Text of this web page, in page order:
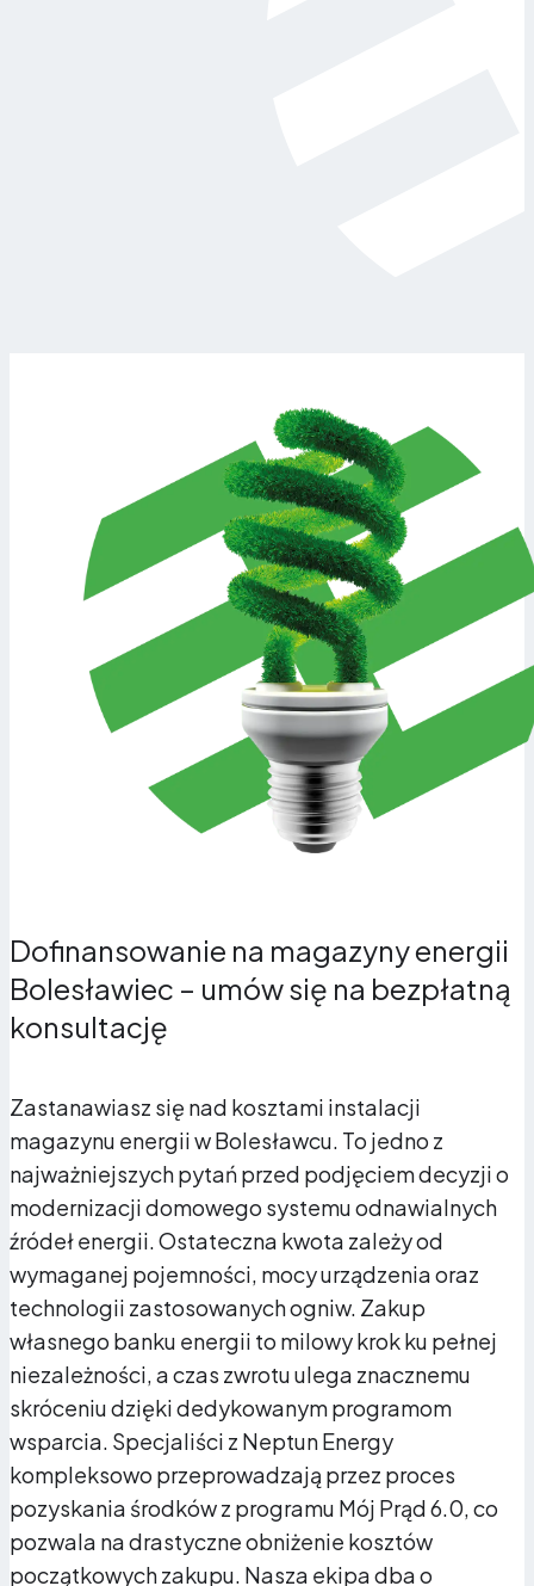
Maksymalne wykorzystanie własnej energii
Dzięki magazynowi energii możesz zużywać prąd
wyprodukowany przez fotowoltaikę wtedy, kiedy
naprawdę go potrzebujesz – nawet wieczorami i w
nocy. Ograniczasz oddawanie energii do sieci i
zwiększasz autokonsumpcję do ponad 70%.
Niższe rachunki za prąd
Gromadząc energię w akumulatorze, unikasz
kupowania drogiej energii z sieci w godzinach szczytu.
W praktyce dom z magazynem może zredukować
rachunki nawet o kilkadziesiąt procent, bo korzysta z
darmowego prądu z PV przez większość doby.
Dofinansowanie na magazyny energii
Bolesławiec – umów się na bezpłatną
konsultację
Zastanawiasz się nad kosztami instalacji
magazynu energii w Bolesławcu. To jedno z
najważniejszych pytań przed podjęciem decyzji o
modernizacji domowego systemu odnawialnych
źródeł energii. Ostateczna kwota zależy od
wymaganej pojemności, mocy urządzenia oraz
technologii zastosowanych ogniw. Zakup
własnego banku energii to milowy krok ku pełnej
niezależności, a czas zwrotu ulega znacznemu
skróceniu dzięki dedykowanym programom
wsparcia. Specjaliści z Neptun Energy
kompleksowo przeprowadzają przez proces
pozyskania środków z programu Mój Prąd 6.0, co
pozwala na drastyczne obniżenie kosztów
początkowych zakupu. Nasza ekipa dba o